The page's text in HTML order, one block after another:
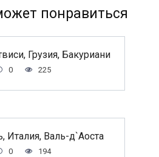
понравиться
Грузия, Бакуриани
0 225
Италия, Валь-д`Аоста
0 194